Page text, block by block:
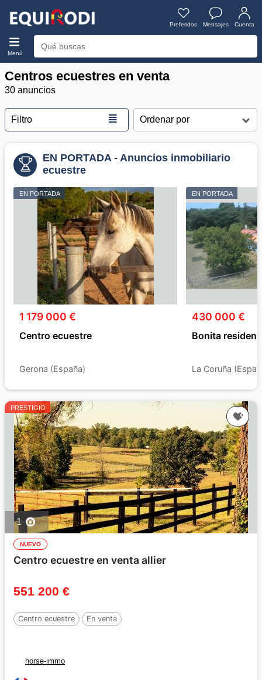
Preferidos Mensajes Cuenta
Menú
Centros ecuestres en venta
30 anuncios
Filtro ≣
EN PORTADA - Anuncios inmobiliario
ecuestre
EN PORTADA
1 179 000 €
Centro ecuestre
Gerona (España)
EN PORTADA
430 000 €
Bonita
La Coruña
PRESTIGIO
1
NUEVO
Centro ecuestre en venta allier
551 200 €
Centro ecuestre En venta
horse-immo